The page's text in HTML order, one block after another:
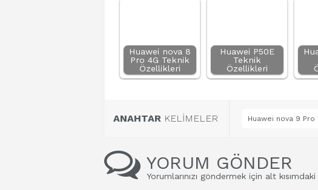
Huawei nova 8
Pro 4G Teknik
Özellikleri
Huawei P50E
Teknik
Özellikleri
ANAHTAR KELİMELER Huawei nova 9
YORUM GÖNDER
Yorumlarınızı göndermek için alt